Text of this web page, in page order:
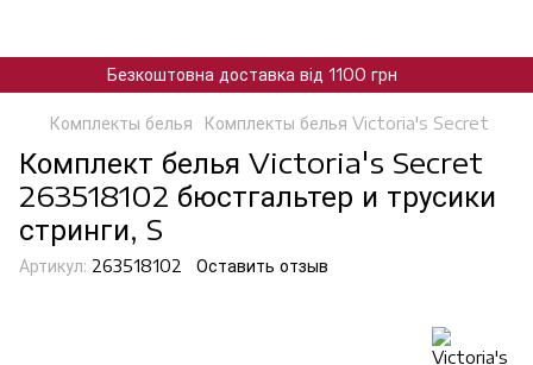
Безкоштовна доставка від 1100 грн
Комплекты белья Комплекты белья Victoria's Secret
Комплект белья Victoria's Secret
263518102 бюстгальтер и трусики
стринги, S
Артикул: 263518102 Оставить отзыв